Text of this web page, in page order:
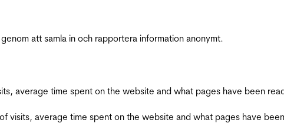
att samla in och rapportera information anonymt.
average time spent on the website and what pages have been
visits, average time spent on the website and what pages have